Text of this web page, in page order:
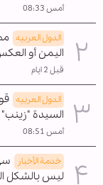
أمس 08:33
الدول العربیه
اليمن أو
قبل 2 ايام
الدول العربیه
السيدة
أمس 08:51
خدمة الأخبار
ليس بالشكل